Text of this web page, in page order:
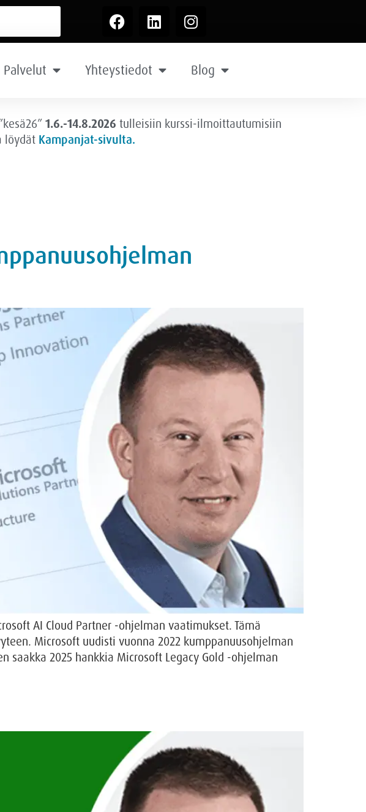
Palvelut Yhteystiedot Blog
1.6.-14.8.2026 tulleisiin kurssi-ilmoittautumisiin
löydät Kampanjat-sivulta.
AI Cloud Partner -ohjelman vaatimukset. Tämä
Microsoft uudisti vuonna 2022 kumppanuusohjelman
2025 hankkia Microsoft Legacy Gold -ohjelman